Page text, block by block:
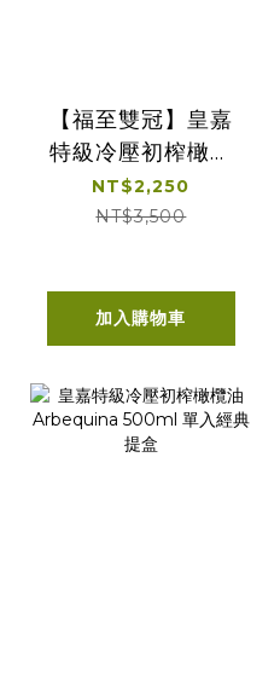
【福至雙冠】皇嘉
特級冷壓初榨橄欖
油500ml 2入組
NT$2,250
NT$3,500
加入購物車